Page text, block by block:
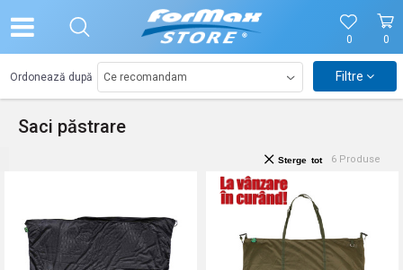
0
0
Saci păstrare
Ordonează după Filtre
6 Produse
Sterge tot